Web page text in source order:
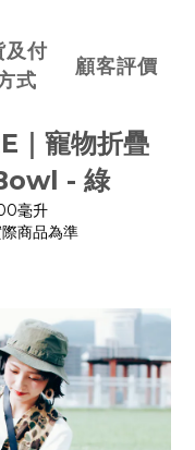
及付
式
顧客評價
寵物折疊
- 綠
毫升
商品為準